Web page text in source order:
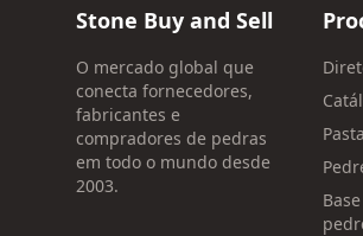
Stone Buy and Sell
O mercado global que
conecta fornecedores,
fabricantes e
compradores de pedras
em todo o mundo desde
2003.